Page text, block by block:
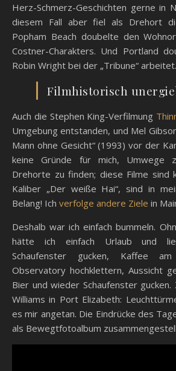
Herz-Schmerz-Geschichten gerne in
diesem Fall aber fiel als Drehort
Popham Beach doubelte den
Costner-Charakters. Und Portland
Robin Wright bei der „Tribune“ arbeitet.
Filmhistorisch
Auch die Stephen King-Verfilmung
Umgebung entstanden, und Mel
Mann ohne Gesicht“ (1993) vor der
keine Gründe für mich, Umwege
Drehorte zu finden; diese Filme sind
Kaliber „Der weiße Hai“, sind in
Belang! Ich verfolge andere Ziele in
Deshalb war ich einfach bummeln.
hätte ich einfach Urlaub und
Schaufenster gucken, Kaffee
Observatory hochklettern, Aussicht
Bier und wieder Schaufenster gucken.
Williams in Port Elizabeth:
es mir angetan. Die Eindrücke des
als Bewegtfotoalbum